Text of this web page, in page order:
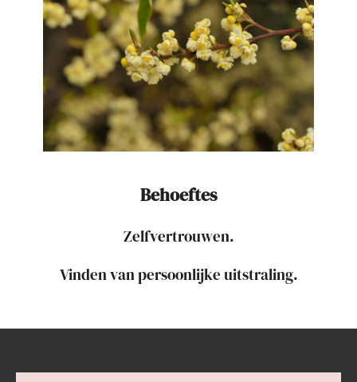
Behoeftes
Zelfvertrouwen.
Vinden van persoonlijke uitstraling.